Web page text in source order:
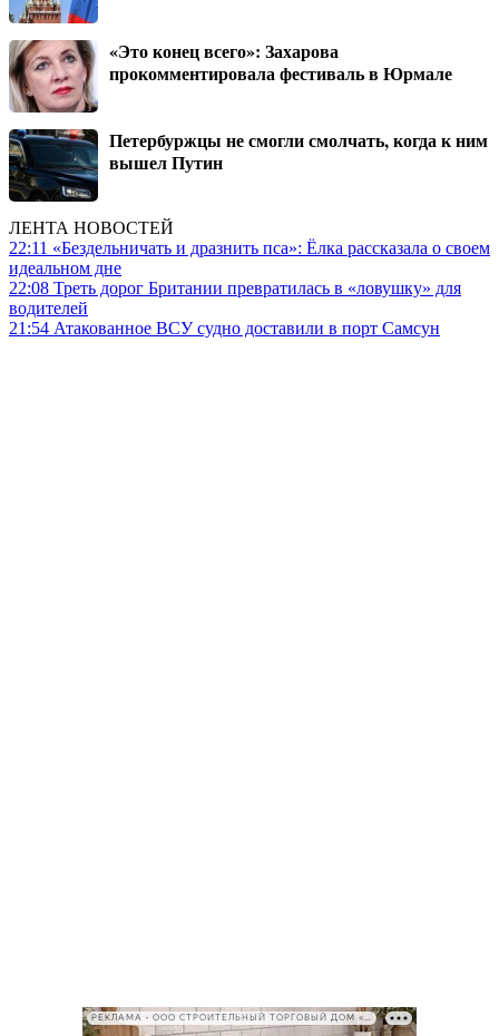
«Это конец всего»: Захарова
прокомментировала фестиваль в Юрмале
Петербуржцы не смогли смолчать, когда к ним
вышел Путин
ЛЕНТА НОВОСТЕЙ
22:11 «Бездельничать и дразнить пса»: Ё‌лка рассказала о своем
идеальном дне
22:08 Треть дорог Британии превратилась в «ловушку» для
водителей
21:54 Атакованное ВСУ судно доставили в порт Самсун
РЕКЛАМА • ООО СТРОИТЕЛЬНЫЙ ТОРГОВЫЙ ДОМ «ПЕТРОВИЧ», ИНН 7802348846